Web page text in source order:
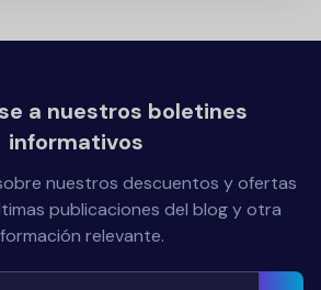
a nuestros boletines
informativos
nuestros descuentos y ofertas
publicaciones del blog y otra
relevante.